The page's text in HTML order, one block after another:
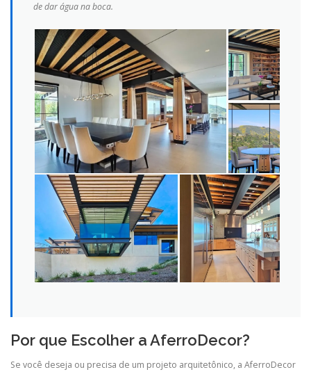
de dar água na boca.
Por que Escolher a AferroDecor?
Se você deseja ou precisa de um projeto arquitetônico, a AferroDecor